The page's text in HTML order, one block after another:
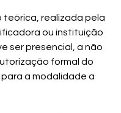
teórica, realizada pela
ou instituição
ser presencial, a não
formal do
para a modalidade a